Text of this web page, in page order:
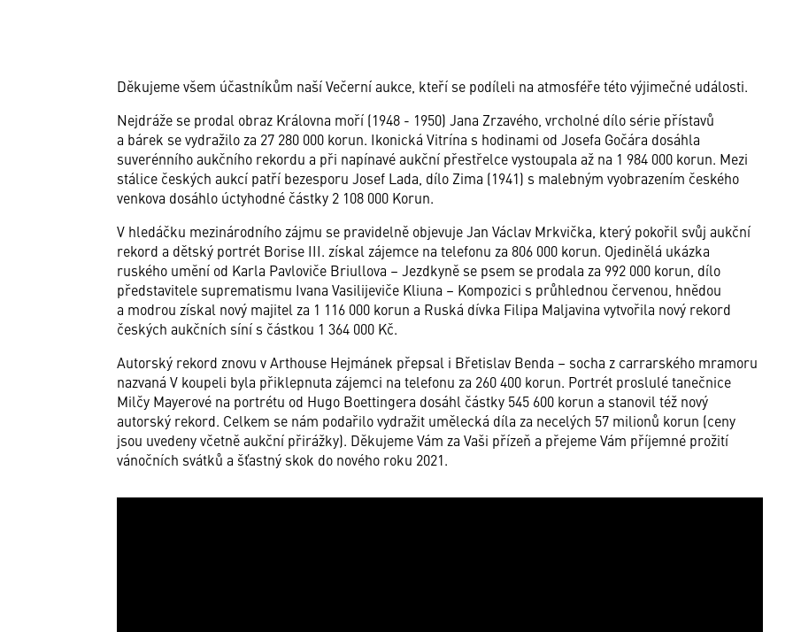
Děkujeme všem účastníkům naší Večerní aukce, kteří se podíleli na atmosféře této výjimečné události.
Nejdráže se prodal obraz Královna moří (1948 - 1950) Jana Zrzavého, vrcholné dílo série přístavů
a bárek se vydražilo za 27 280 000 korun. Ikonická Vitrína s hodinami od Josefa Gočára dosáhla
suverénního aukčního rekordu a při napínavé aukční přestřelce vystoupala až na 1 984 000 korun. Mezi
stálice českých aukcí patří bezesporu Josef Lada, dílo Zima (1941) s malebným vyobrazením českého
venkova dosáhlo úctyhodné částky 2 108 000 Korun.
V hledáčku mezinárodního zájmu se pravidelně objevuje Jan Václav Mrkvička, který pokořil svůj aukční
rekord a dětský portrét Borise III. získal zájemce na telefonu za 806 000 korun. Ojedinělá ukázka
ruského umění od Karla Pavloviče Briullova – Jezdkyně se psem se prodala za 992 000 korun, dílo
představitele suprematismu Ivana Vasilijeviče Kliuna – Kompozici s průhlednou červenou, hnědou
a modrou získal nový majitel za 1 116 000 korun a Ruská dívka Filipa Maljavina vytvořila nový rekord
českých aukčních síní s částkou 1 364 000 Kč.
Autorský rekord znovu v Arthouse Hejmánek přepsal i Břetislav Benda – socha z carrarského mramoru
nazvaná V koupeli byla přiklepnuta zájemci na telefonu za 260 400 korun. Portrét proslulé tanečnice
Milčy Mayerové na portrétu od Hugo Boettingera dosáhl částky 545 600 korun a stanovil též nový
autorský rekord. Celkem se nám podařilo vydražit umělecká díla za necelých 57 milionů korun (ceny
jsou uvedeny včetně aukční přirážky). Děkujeme Vám za Vaši přízeň a přejeme Vám příjemné prožití
vánočních svátků a šťastný skok do nového roku 2021.